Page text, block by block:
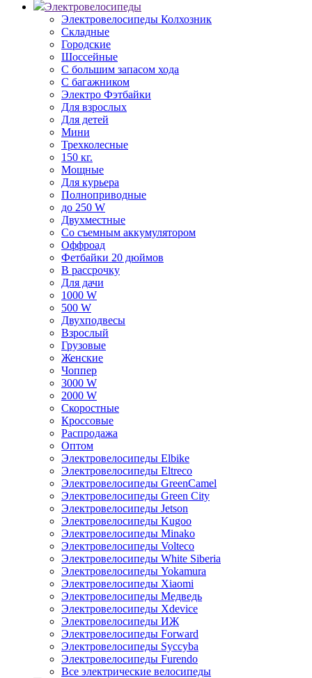
Электровелосипеды
Электровелосипеды Колхозник
Складные
Городские
Шоссейные
С большим запасом хода
С багажником
Электро Фэтбайки
Для взрослых
Для детей
Мини
Трехколесные
150 кг.
Мощные
Для курьера
Полноприводные
до 250 W
Двухместные
Со съемным аккумулятором
Оффроад
Фетбайки 20 дюймов
В рассрочку
Для дачи
1000 W
500 W
Двухподвесы
Взрослый
Грузовые
Женские
Чоппер
3000 W
2000 W
Скоростные
Кроссовые
Распродажа
Оптом
Электровелосипеды Elbike
Электровелосипеды Eltreco
Электровелосипеды GreenCamel
Электровелосипеды Green City
Электровелосипеды Jetson
Электровелосипеды Kugoo
Электровелосипеды Minako
Электровелосипеды Volteco
Электровелосипеды White Siberia
Электровелосипеды Yokamura
Электровелосипеды Xiaomi
Электровелосипеды Медведь
Электровелосипеды Xdevice
Электровелосипеды ИЖ
Электровелосипеды Forward
Электровелосипеды Syccyba
Электровелосипеды Furendo
Все электрические велосипеды